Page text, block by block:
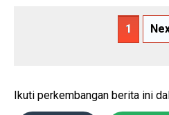
1
Ikuti perkembangan berita ini